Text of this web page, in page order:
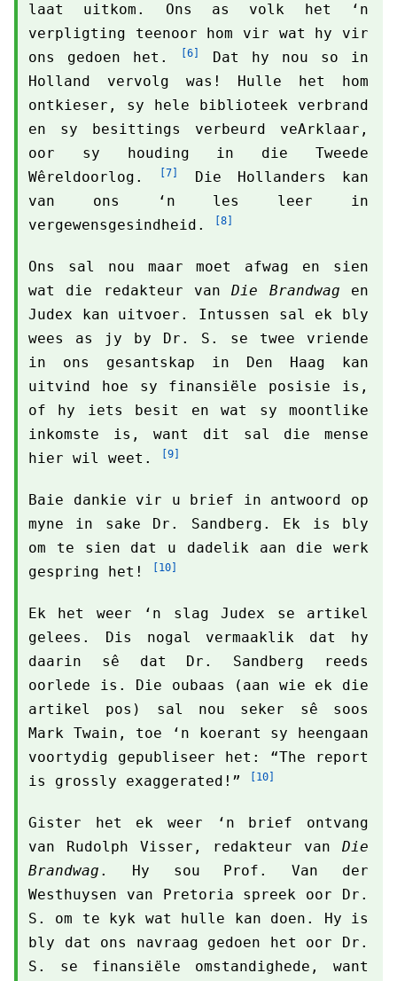
laat uitkom. Ons as volk het ‘n
verpligting teenoor hom vir wat hy vir
ons gedoen het.
[6]
Dat hy nou so in
Holland vervolg was! Hulle het hom
ontkieser, sy hele biblioteek verbrand
en sy besittings verbeurd veArklaar,
oor sy houding in die Tweede
Wêreldoorlog.
[7]
Die Hollanders kan
van ons ‘n les leer in
vergewensgesindheid.
[8]
Ons sal nou maar moet afwag en sien
wat die redakteur vanDie Brandwag en
Judex kan uitvoer. Intussen sal ek bly
wees as jy by Dr. S. se twee vriende
in ons gesantskap in Den Haag kan
uitvind hoe sy finansiële posisie is,
of hy iets besit en wat sy moontlike
inkomste is, want dit sal die mense
hier wil weet.
[9]
Baie dankie vir u brief in antwoord op
myne in sake Dr. Sandberg. Ek is bly
om te sien dat u dadelik aan die werk
gespring het!
[10]
Ek het weer ‘n slag Judex se artikel
gelees. Dis nogal vermaaklik dat hy
daarin sê dat Dr. Sandberg reeds
oorlede is. Die oubaas (aan wie ek die
artikel pos) sal nou seker sê soos
Mark Twain, toe ‘n koerant sy heengaan
voortydig gepubliseer het: “The report
is grossly exaggerated!”
[10]
Gister het ek weer ‘n brief ontvang
van Rudolph Visser, redakteur van Die
Brandwag . Hy sou Prof. Van der
Westhuysen van Pretoria spreek oor Dr.
S. om te kyk wat hulle kan doen. Hy is
bly dat ons navraag gedoen het oor Dr.
S. se finansiële omstandighede, want